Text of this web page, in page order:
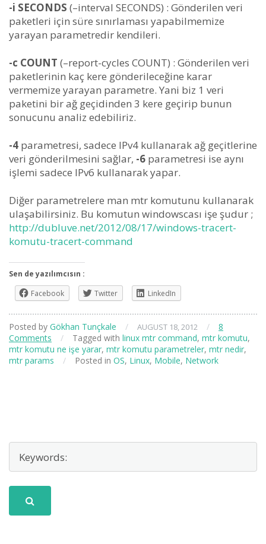
-i SECONDS (–interval SECONDS) : Gönderilen veri
paketleri için süre sınırlaması yapabilmemize
yarayan parametredir kendileri.
-c COUNT (–report-cycles COUNT) : Gönderilen veri
paketlerinin kaç kere gönderileceğine karar
vermemize yarayan parametre. Yani biz 1 veri
paketini bir ağ geçidinden 3 kere geçirip bunun
sonucunu analiz edebiliriz.
-4 parametresi, sadece IPv4 kullanarak ağ geçitlerine
veri gönderilmesini sağlar, -6 parametresi ise aynı
işlemi sadece IPv6 kullanarak yapar.
Diğer parametrelere man mtr komutunu kullanarak
ulaşabilirsiniz. Bu komutun windowscası işe şudur ;
http://dubluve.net/2012/08/17/windows-tracert-
komutu-tracert-command
Sen de yazılımcısın :
Facebook
Twitter LinkedIn
Posted by Gökhan Tunçkale / AUGUST 18, 2012 /
8
Comments
/ Tagged with linux mtr command, mtr komutu,
mtr komutu ne işe yarar, mtr komutu parametreler, mtr nedir,
mtr params
/ Posted in OS, Linux, Mobile, Network